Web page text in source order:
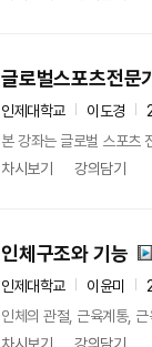
글로벌스포츠전문
인제대학교 이도경
본 강좌는 글로벌 스포츠
차시보기
강의담기
인체구조와 기능
인제대학교 이윤미
인체의 관절, 근육계통,